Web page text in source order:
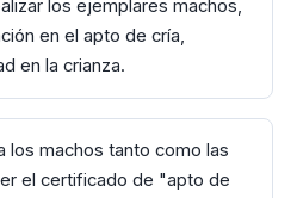
los ejemplares machos,
en el apto de cría,
en la crianza.
los machos tanto como las
el certificado de "apto de